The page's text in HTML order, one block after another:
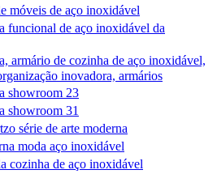
móveis de aço inoxidável
funcional de aço inoxidável da
armário de cozinha de aço inoxidável,
inovadora, armários
showroom 23
showroom 31
série de arte moderna
moda aço inoxidável
cozinha de aço inoxidável